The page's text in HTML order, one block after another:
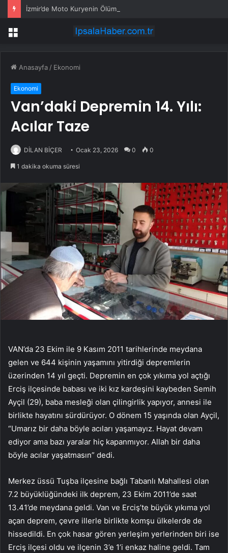
Menü
Anasayfa / Ekonomi
Ekonomi
Van’daki Depremin 14. Yılı:
Acılar Taze
DİLAN BİÇER Ocak 23, 2026 0 0
1 dakika okuma süresi
VAN’da 23 Ekim ile 9 Kasım 2011 tarihlerinde meydana
gelen ve 644 kişinin yaşamını yitirdiği depremlerin
üzerinden 14 yıl geçti. Depremin en çok yıkıma yol açtığı
Erciş ilçesinde babası ve iki kız kardeşini kaybeden Semih
Ayçil (29), baba mesleği olan çilingirlik yapıyor, annesi ile
birlikte hayatını sürdürüyor. O dönem 15 yaşında olan Ayçil,
“Umarız bir daha böyle acıları yaşamayız. Hayat devam
ediyor ama bazı yaralar hiç kapanmıyor. Allah bir daha
böyle acılar yaşatmasın” dedi.
Merkez üssü Tuşba ilçesine bağlı Tabanlı Mahallesi olan
7.2 büyüklüğündeki ilk deprem, 23 Ekim 2011’de saat
13.41’de meydana geldi. Van ve Erciş’te büyük yıkıma yol
açan deprem, çevre illerle birlikte komşu ülkelerde de
hissedildi. En çok hasar gören yerleşim yerlerinden biri ise
Erciş ilçesi oldu ve ilçenin 3’e 1’i enkaz haline geldi. Tam